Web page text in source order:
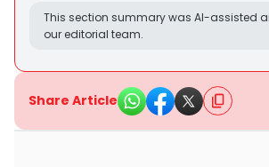
This section summary was AI-assisted
our editorial team.
Share Article